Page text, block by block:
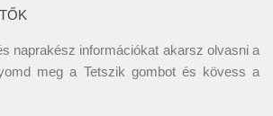
naprakész információkat akarsz olvasni a
meg a Tetszik gombot és kövess a